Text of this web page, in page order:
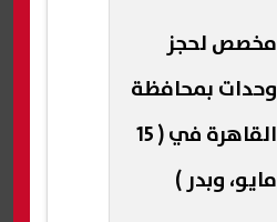
مخصص لحجز
وحدات بمحافظة
القاهرة في ( 15
مايو، وبدر )